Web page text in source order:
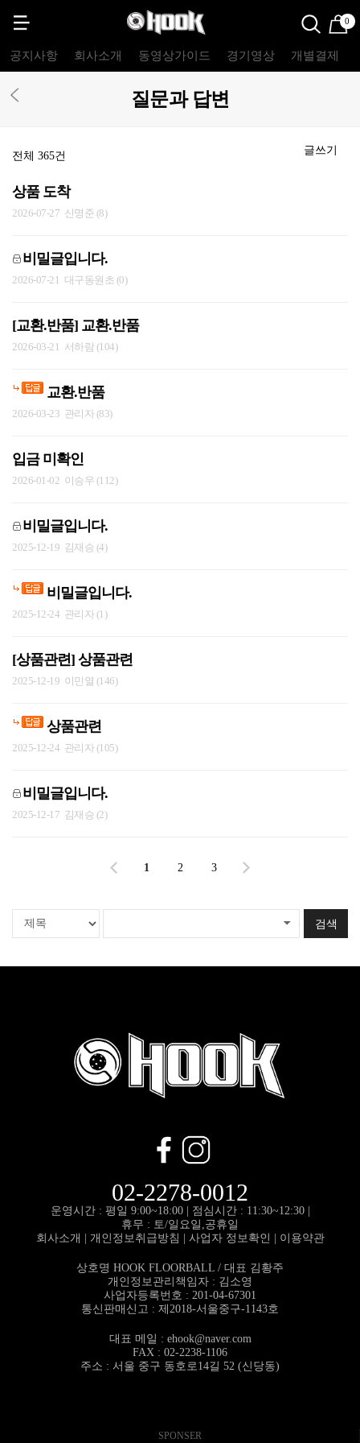
0
공지사항 회사소개 동영상가이드 경기영상 개별결제
질문과 답변
전체 365건 글쓰기
상품 도착
2026-07-27 신명준 (8)
비밀글입니다.
2026-07-21 대구동원초 (0)
[교환.반품] 교환.반품
2026-03-21 서하람 (104)
교환.반품
2026-03-23 관리자 (83)
입금 미확인
2026-01-02 이승우 (112)
비밀글입니다.
2025-12-19 김재승 (4)
비밀글입니다.
2025-12-24 관리자 (1)
[상품관련] 상품관련
2025-12-19 이민열 (146)
상품관련
2025-12-24 관리자 (105)
비밀글입니다.
2025-12-17 김재승 (2)
1 2 3
검색
02-2278-0012
운영시간 : 평일 9:00~18:00 | 점심시간 : 11:30~12:30 |
휴무 : 토/일요일,공휴일
회사소개
개인정보취급방침 사업자 정보확인 이용약관
상호명 HOOK FLOORBALL / 대표 김황주
개인정보관리책임자 : 김소영
사업자등록번호 : 201-04-67301
통신판매신고 : 제2018-서울중구-1143호
대표 메일 : ehook@naver.com
FAX : 02-2238-1106
주소 : 서울 중구 동호로14길 52 (신당동)
SPONSER